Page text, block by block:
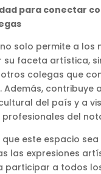
para conectar
solo permite a los
su faceta artística,
colegas que
Además, contribuye
del país y a
del
que este espacio
las expresiones
participar a todos